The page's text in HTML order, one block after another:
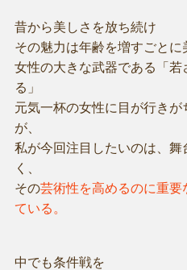
昔から美しさを放ち続け
その魅力は年齢を増すごとに
女性の大きな武器である「
る」
元気一杯の女性に目が行きが
が、
私が今回注目したいのは、
く、
その芸術性を高めるのに重要
ている。
中でも条件戦を